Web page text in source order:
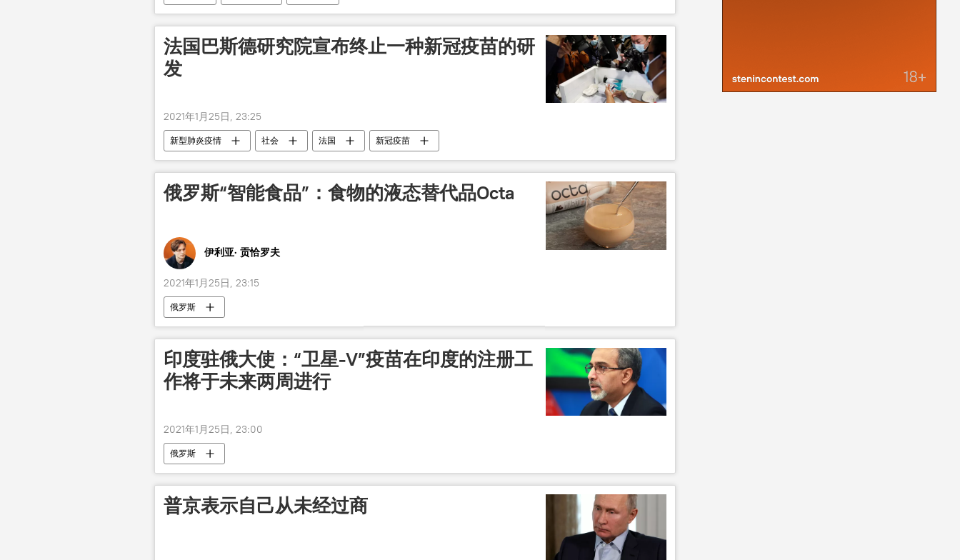
法国巴斯德研究院宣布终止一种新冠疫苗的研
发
2021年1月25日, 23:25
新型肺炎疫情 社会 法国 新冠疫苗
俄罗斯“智能食品”：食物的液态替代品Octa
伊利亚· 贡恰罗夫
2021年1月25日, 23:15
俄罗斯
印度驻俄大使：“卫星-V”疫苗在印度的注册工
作将于未来两周进行
2021年1月25日, 23:00
俄罗斯
普京表示自己从未经过商